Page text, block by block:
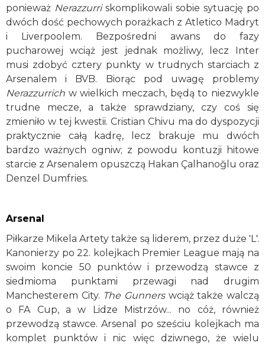
ponieważ Nerazzurriskomplikowali sobie sytuację po
dwóch dość pechowych porażkach z Atletico Madryt
i Liverpoolem. Bezpośredni awans do fazy
pucharowej wciąż jest jednak możliwy, lecz Inter
musi zdobyć cztery punkty w trudnych starciach z
Arsenalem i BVB. Biorąc pod uwagę problemy
Nerazzurrich w wielkich meczach, będą to niezwykle
trudne mecze, a także sprawdziany, czy coś się
zmieniło w tej kwestii. Cristian Chivu ma do dyspozycji
praktycznie całą kadrę, lecz brakuje mu dwóch
bardzo ważnych ogniw; z powodu kontuzji hitowe
starcie z Arsenalem opuszczą Hakan Çalhanoğlu oraz
Denzel Dumfries.
Arsenal
Piłkarze Mikela Artety także są liderem, przez duże 'L'.
Kanonierzy po 22. kolejkach Premier League mają na
swoim koncie 50 punktów i przewodzą stawce z
siedmioma punktami przewagi nad drugim
Manchesterem City. The Gunnerswciąż także walczą
o FA Cup, a w Lidze Mistrzów... no cóż, również
przewodzą stawce. Arsenal po sześciu kolejkach ma
komplet punktów i nic więc dziwnego, że wielu